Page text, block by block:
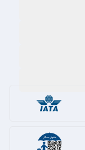
رزرو هتل، هتل
مهمانسرا و متل
حالا جستجو را